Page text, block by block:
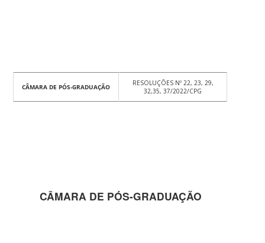
CÂMARA DE PÓS-GRADUAÇÃO
RESOLUÇÕES Nº 22, 23, 29,
32,35, 37/2022/CPG
CÂMARA DE PÓS-GRADUAÇÃO